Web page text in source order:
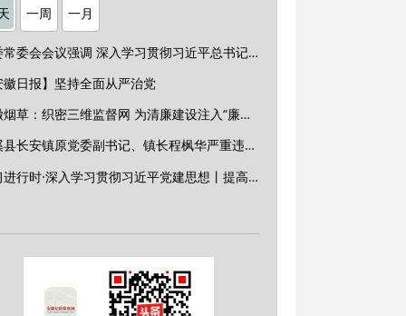
一周 一月
省委常委会会议强调 深入学习贯彻习近平总书记重要讲话精神 以高质量党建引领高质量发展 梁言顺主持并讲话
徽日报】坚持全面从严治党
安徽烟草：织密三维监督网 为清廉建设注入“廉动力”
绩溪县长安镇原党委副书记、镇长程枫华严重违纪违法被开除党籍和公职
学习进行时·深入学习贯彻习近平党建思想丨提高党的战斗力的法宝